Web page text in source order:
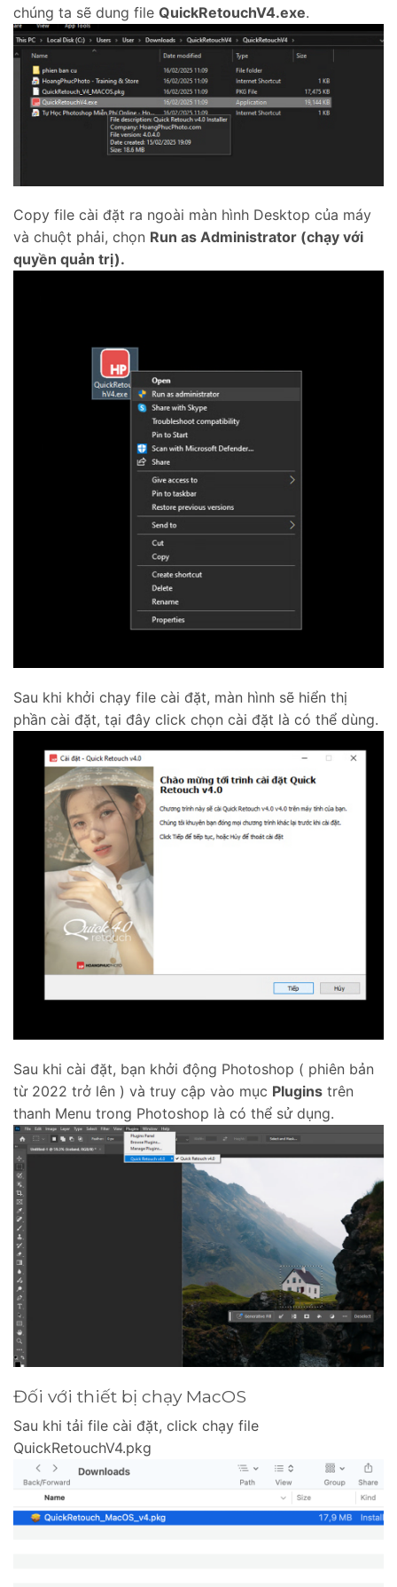
chúng ta sẽ dung file QuickRetouchV4.exe.
Copy file cài đặt ra ngoài màn hình Desktop của máy
và chuột phải, chọn Run as Administrator (chạy với
quyền quản trị).
Sau khi khởi chạy file cài đặt, màn hình sẽ hiển thị
phần cài đặt, tại đây click chọn cài đặt là có thể dùng.
Sau khi cài đặt, bạn khởi động Photoshop ( phiên bản
từ 2022 trở lên ) và truy cập vào mục Plugins trên
thanh Menu trong Photoshop là có thể sử dụng.
Đối với thiết bị chạy MacOS
Sau khi tải file cài đặt, click chạy file
QuickRetouchV4.pkg